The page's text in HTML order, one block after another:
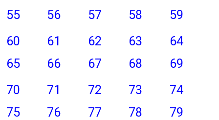
55
56 57 58
59
60
61 62 63
64
65
66 67 68
69
70
71 72 73
74
75
76 77 78
79